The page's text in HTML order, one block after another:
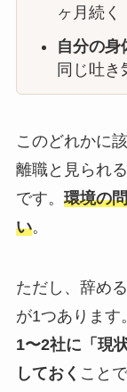
ヶ月続く
自分の身
同じ吐き
このどれかに
離職と見られ
です。 環境の
い。
ただし、辞め
が1つあります
1〜2社に「現
しておく こと